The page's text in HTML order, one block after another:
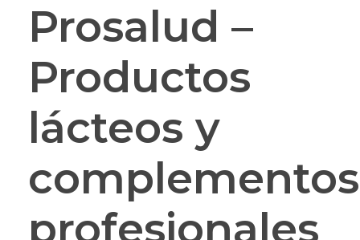
Prosalud –
Productos
lácteos y
complementos
profesionales